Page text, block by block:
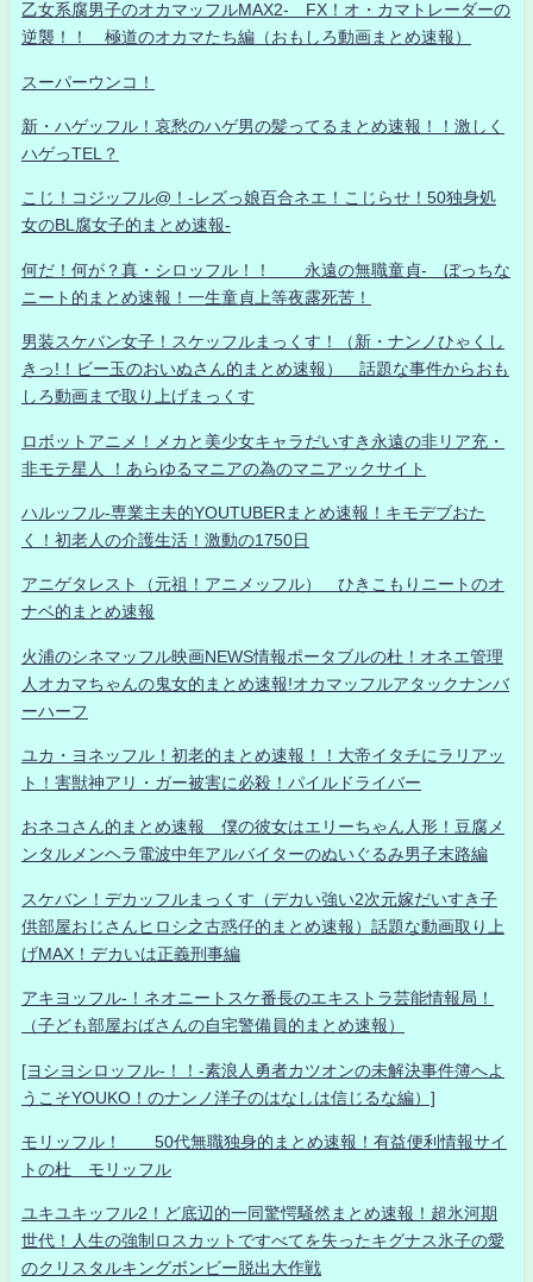
乙女系腐男子のオカマッフルMAX2- FX！オ・カマトレーダーの
逆襲！！ 極道のオカマたち編（おもしろ動画まとめ速報）
スーパーウンコ！
新・ハゲッフル！哀愁のハゲ男の髪ってるまとめ速報！！激しく
ハゲっTEL？
こじ！コジッフル@！-レズっ娘百合ネエ！こじらせ！50独身処
女のBL腐女子的まとめ速報-
何だ！何が？真・シロッフル！！ 永遠の無職童貞- ぼっちな
ニート的まとめ速報！一生童貞上等夜露死苦！
男装スケバン女子！スケッフルまっくす！（新・ナンノひゃくし
きっ!！ビー玉のおいぬさん的まとめ速報） 話題な事件からおも
しろ動画まで取り上げまっくす
ロボットアニメ！メカと美少女キャラだいすき永遠の非リア充・
非モテ星人 ！あらゆるマニアの為のマニアックサイト
ハルッフル-専業主夫的YOUTUBERまとめ速報！キモデブおた
く！初老人の介護生活！激動の1750日
アニゲタレスト（元祖！アニメッフル） ひきこもりニートのオ
ナベ的まとめ速報
火浦のシネマッフル映画NEWS情報ポータブルの杜！オネエ管理
人オカマちゃんの鬼女的まとめ速報!オカマッフルアタックナンバ
ーハーフ
ユカ・ヨネッフル！初老的まとめ速報！！大帝イタチにラリアッ
ト！害獣神アリ・ガー被害に必殺！パイルドライバー
おネコさん的まとめ速報 僕の彼女はエリーちゃん人形！豆腐メ
ンタルメンヘラ電波中年アルバイターのぬいぐるみ男子末路編
スケバン！デカッフルまっくす（デカい強い2次元嫁だいすき子
供部屋おじさんヒロシ之古惑仔的まとめ速報）話題な動画取り上
げMAX！デカいは正義刑事編
アキヨッフル-！ネオニートスケ番長のエキストラ芸能情報局！
（子ども部屋おばさんの自宅警備員的まとめ速報）
[ヨシヨシロッフル-！！-素浪人勇者カツオンの未解決事件簿へよ
うこそYOUKO！のナンノ洋子のはなしは信じるな編）]
モリッフル！ 50代無職独身的まとめ速報！有益便利情報サイ
トの杜 モリッフル
ユキユキッフル2！ど底辺的一同驚愕騒然まとめ速報！超氷河期
世代！人生の強制ロスカットですべてを失ったキグナス氷子の愛
のクリスタルキングボンビー脱出大作戦